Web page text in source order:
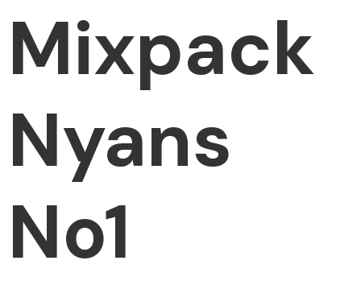
Mixpack
Nyans
No1